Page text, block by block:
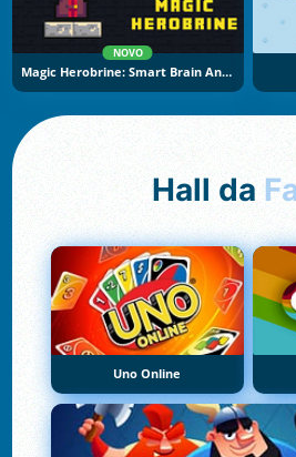
NOVO
Magic Herobrine: Smart Brain And Puzzle Quest
Hall da
Uno Online